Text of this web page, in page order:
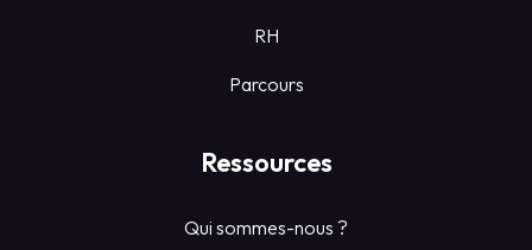
RH
Parcours
Ressources
Qui sommes-nous ?